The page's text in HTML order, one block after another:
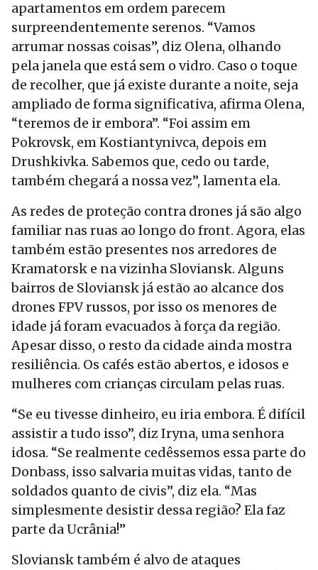
apartamentos em ordem parecem
surpreendentemente serenos. “Vamos
arrumar nossas coisas”, diz Olena, olhando
pela janela que está sem o vidro. Caso o toque
de recolher, que já existe durante a noite, seja
ampliado de forma significativa, afirma Olena,
“teremos de ir embora”. “Foi assim em
Pokrovsk, em Kostiantynivca, depois em
Drushkivka. Sabemos que, cedo ou tarde,
também chegará a nossa vez”, lamenta ela.
As redes de proteção contra drones já são algo
familiar nas ruas ao longo do front. Agora, elas
também estão presentes nos arredores de
Kramatorsk e na vizinha Sloviansk. Alguns
bairros de Sloviansk já estão ao alcance dos
drones FPV russos, por isso os menores de
idade já foram evacuados à força da região.
Apesar disso, o resto da cidade ainda mostra
resiliência. Os cafés estão abertos, e idosos e
mulheres com crianças circulam pelas ruas.
“Se eu tivesse dinheiro, eu iria embora. É difícil
assistir a tudo isso”, diz Iryna, uma senhora
idosa. “Se realmente cedêssemos essa parte do
Donbass, isso salvaria muitas vidas, tanto de
soldados quanto de civis”, diz ela. “Mas
simplesmente desistir dessa região? Ela faz
parte da Ucrânia!”
Sloviansk também é alvo de ataques